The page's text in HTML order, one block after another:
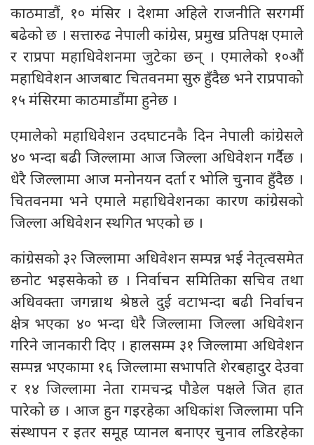
काठमाडौं, १० मंसिर । देशमा अहिले राजनीति सरगर्मी
बढेको छ । सत्तारुढ नेपाली कांग्रेस, प्रमुख प्रतिपक्ष एमाले
र राप्रपा महाधिवेशनमा जुटेका छन् । एमालेको १०औं
महाधिवेशन आजबाट चितवनमा सुरु हुँदैछ भने राप्रपाको
१५ मंसिरमा काठमाडौंमा हुनेछ ।
एमालेको महाधिवेशन उदघाटनकै दिन नेपाली कांग्रेसले
४० भन्दा बढी जिल्लामा आज जिल्ला अधिवेशन गर्दैछ ।
धेरै जिल्लामा आज मनोनयन दर्ता र भोलि चुनाव हुँदैछ ।
चितवनमा भने एमाले महाधिवेशनका कारण कांग्रेसको
जिल्ला अधिवेशन स्थगित भएको छ ।
कांग्रेसको ३२ जिल्लामा अधिवेशन सम्पन्न भई नेतृत्वसमेत
छनोट भइसकेको छ । निर्वाचन समितिका सचिव तथा
अधिवक्ता जगन्नाथ श्रेष्ठले दुई वटाभन्दा बढी निर्वाचन
क्षेत्र भएका ४० भन्दा धेरै जिल्लामा जिल्ला अधिवेशन
गरिने जानकारी दिए । हालसम्म ३१ जिल्लामा अधिवेशन
सम्पन्न भएकामा १६ जिल्लामा सभापति शेरबहादुर देउवा
र १४ जिल्लामा नेता रामचन्द्र पौडेल पक्षले जित हात
पारेको छ । आज हुन गइरहेका अधिकांश जिल्लामा पनि
संस्थापन र इतर समूह प्यानल बनाएर चुनाव लडिरहेका